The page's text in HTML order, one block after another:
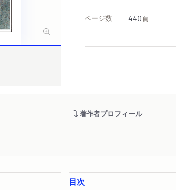
ページ数 440頁
著作者プロフィール
目次